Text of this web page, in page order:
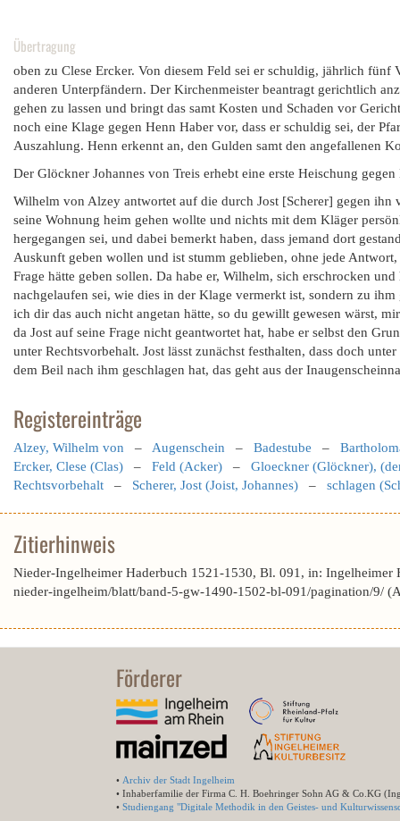
Übertragung
oben zu Clese Ercker. Von diesem Feld sei er schuldig, jährlich
anderen Unterpfändern. Der Kirchenmeister beantragt gerichtlich
gehen zu lassen und bringt das samt Kosten und Schaden vor
noch eine Klage gegen Henn Haber vor, dass er schuldig sei, der
Auszahlung. Henn erkennt an, den Gulden samt den angefallenen
Der Glöckner Johannes von Treis erhebt eine erste Heischung
Wilhelm von Alzey antwortet auf die durch Jost [Scherer] gegen ihn
seine Wohnung heim gehen wollte und nichts mit dem Kläger
hergegangen sei, und dabei bemerkt haben, dass jemand dort
Auskunft geben wollen und ist stumm geblieben, ohne jede
Frage hätte geben sollen. Da habe er, Wilhelm, sich erschrocken
nachgelaufen sei, wie dies in der Klage vermerkt ist, sondern zu
ich dir das auch nicht angetan hätte, so du gewillt gewesen wärst,
da Jost auf seine Frage nicht geantwortet hat, habe er selbst den
unter Rechtsvorbehalt. Jost lässt zunächst festhalten, dass doch
dem Beil nach ihm geschlagen hat, das geht aus der
Registereinträge
Alzey, Wilhelm von – Augenschein – Badestube –
Ercker, Clese (Clas) – Feld (Acker) – Gloeckner (Glöckner),
Rechtsvorbehalt – Scherer, Jost (Joist, Johannes) – schlagen
Zitierhinweis
Nieder-Ingelheimer Haderbuch 1521-1530, Bl. 091, in:
nieder-ingelheim/blatt/band-5-gw-1490-1502-bl-091/pagination/9/
Förderer
• Archiv der Stadt Ingelheim
• Inhaberfamilie der Firma C. H. Boehringer Sohn AG & Co.KG
• Studiengang "Digitale Methodik in den Geistes- und